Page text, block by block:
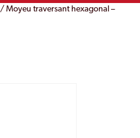
/ Moyeu traversant hexagonal –